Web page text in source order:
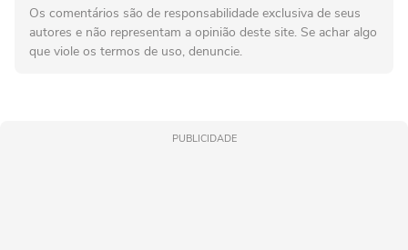
Os comentários são de responsabilidade exclusiva de seus
autores e não representam a opinião deste site. Se achar algo
que viole os termos de uso, denuncie.
PUBLICIDADE